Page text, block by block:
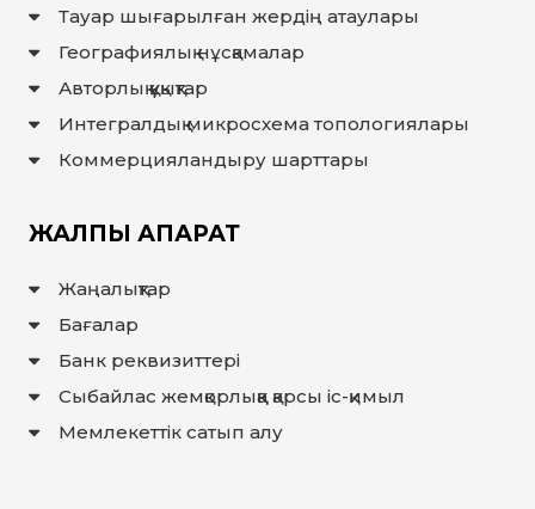
Тауар шығарылған жердiң атаулары
Географиялық нұсқамалар
Авторлық құқықтар
Интегралдық микросхема топологиялары
Коммерцияландыру шарттары
ЖАЛПЫ АҚПАРАТ
Жаңалықтар
Бағалар
Банк реквизиттері
Сыбайлас жемқорлыққа қарсы іс-қимыл
Мемлекеттiк сатып алу